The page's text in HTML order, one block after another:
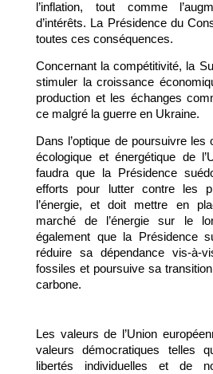
l’inflation, tout comme
d’intérêts. La Présidence du
toutes ces conséquences.
Concernant la compétitivité, la
stimuler la croissance
production et les échanges
ce malgré la guerre en Ukraine.
Dans l’optique de poursuivre les
écologique et énergétique de
faudra que la Présidence
efforts pour lutter contre les
l’énergie, et doit mettre en
marché de l’énergie sur le
également que la Présidence
réduire sa dépendance vis-à-
fossiles et poursuive sa
carbone.
Les valeurs de l’Union
valeurs démocratiques telles
libertés individuelles et de